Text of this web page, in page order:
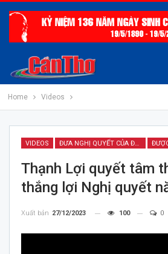
Home Videos
VIDEOS ĐƯA NGHỊ QUYẾT CỦA ĐẢNG VÀO CUỘC SỐNG
Thạnh Lợi quyết tâm
thắng lợi Nghị quyết
Xuất bản 27/12/2023 100 0